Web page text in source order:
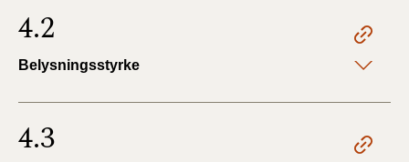
4.2
Belysningsstyrke
4.3